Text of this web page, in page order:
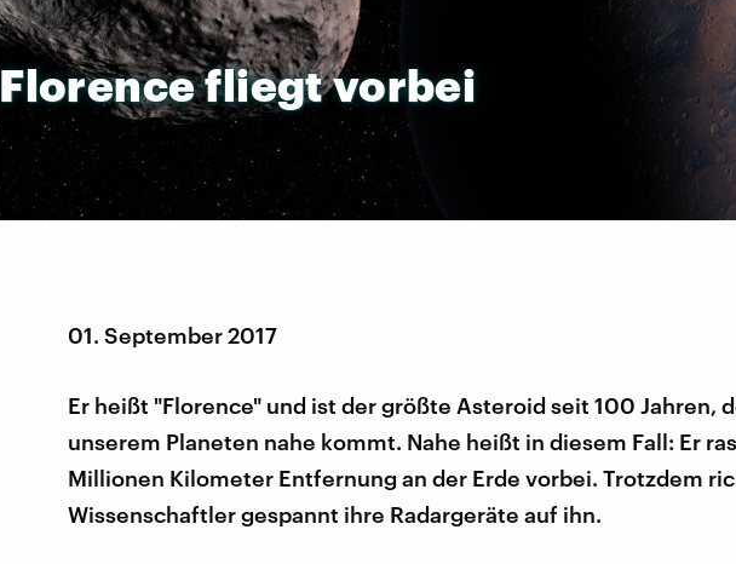
Florencefliegtvorbei
01. September 2017
Er heißt "Florence" und ist der größte Asteroid seit 100 Jahren,
unserem Planeten nahe kommt. Nahe heißt in diesem Fall: Er
Millionen Kilometer Entfernung an der Erde vorbei. Trotzdem
Wissenschaftler gespannt ihre Radargeräte auf ihn.